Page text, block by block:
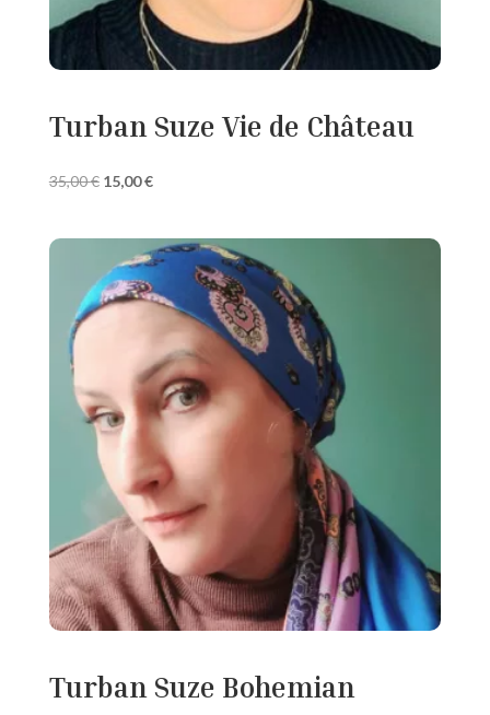
Turban Suze Vie de Château
35,00€ Le
était :
35,00 €.
15,00€Le
est :
15,00 €.
Turban Suze Bohemian